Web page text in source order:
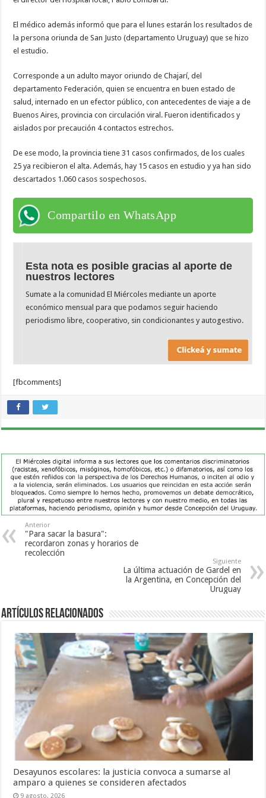
El médico además informó que para el lunes estarán los resultados de
la persona oriunda de San Justo (departamento Uruguay) que se hizo
el estudio.
Corresponde a un adulto mayor oriundo de Chajarí, del
departamento Federación, quien se encuentra en buen estado de
salud, internado en un efector público, con antecedentes de viaje a de
Buenos Aires, provincia con circulación viral. Fueron identificados y
aislados por precaución 4 contactos estrechos.
De ese modo, la provincia tiene 31 casos confirmados, de los cuales
25 ya recibieron el alta. Además, hay 15 casos en estudio y ya han sido
descartados 1.060 casos sospechosos.
Compartilo en WhatsApp
Esta nota es posible gracias al aporte de
nuestros lectores
Sumate a la comunidad El Miércoles mediante un aporte
económico mensual para que podamos seguir haciendo
periodismo libre, cooperativo, sin condicionantes y autogestivo.
[fbcomments]
Anterior
"Para sacar la basura":
recordaron zonas y horarios de
recolección
Siguiente
La última actuación de Gardel en
la Argentina, en Concepción del
Uruguay
Artículos Relacionados
Desayunos escolares: la justicia convoca a sumarse al
amparo a quienes se consideren afectados
9 agosto, 2026